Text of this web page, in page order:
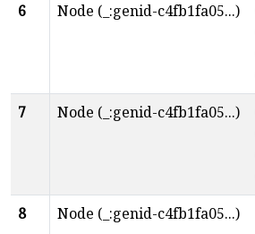
6 Node (_:genid-c4fb1fa05...)
7 Node (_:genid-c4fb1fa05...)
8 Node (_:genid-c4fb1fa05...)